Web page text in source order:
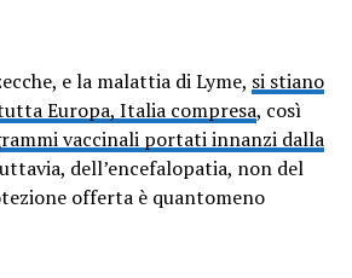
e la malattia di Lyme, si stiano
Europa, Italia compresa, così
vaccinali portati innanzi dalla
dell’encefalopatia, non del
offerta è quantomeno